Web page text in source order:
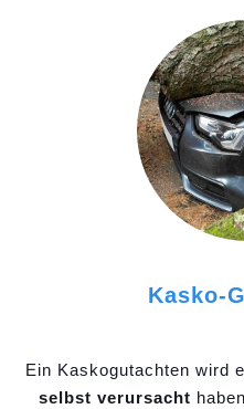
Kasko-
Ein Kaskogutachten wird
selbst verursacht